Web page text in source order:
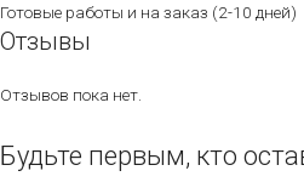
Готовые работы и на заказ (2-10 дней)
Отзывы
Отзывов пока нет.
Будьте первым, кто